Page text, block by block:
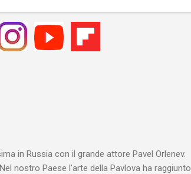
in Russia con il grande attore Pavel Orlenev.
nostro Paese l'arte della Pavlova ha raggiunto